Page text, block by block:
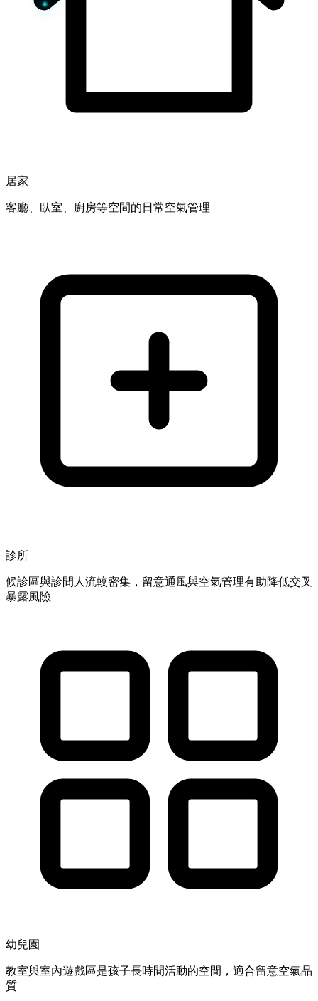
居家
客廳、臥室、廚房等空間的日常空氣管理
診所
候診區與診間人流較密集，留意通風與空氣管理有助降低交叉
暴露風險
幼兒園
教室與室內遊戲區是孩子長時間活動的空間，適合留意空氣品
質